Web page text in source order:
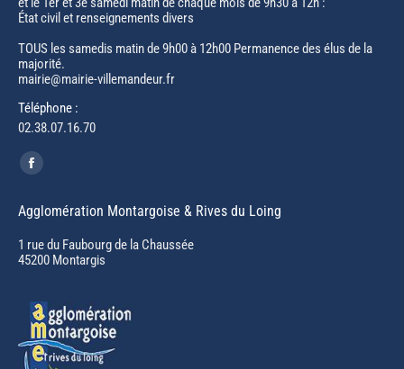
État civil et renseignements divers
TOUS les samedis matin de 9h00 à 12h00 Permanence des élus de la
majorité.
mairie@mairie-villemandeur.fr
Téléphone :
02.38.07.16.70
Trouvez nous sur :
Facebook
opens
in
new
Agglomération Montargoise & Rives du Loing
1 rue du Faubourg de la Chaussée
45200 Montargis